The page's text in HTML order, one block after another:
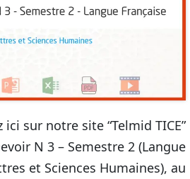
sur notre site “Telmid TICE”
N 3 – Semestre 2 (Langue
et Sciences Humaines), au